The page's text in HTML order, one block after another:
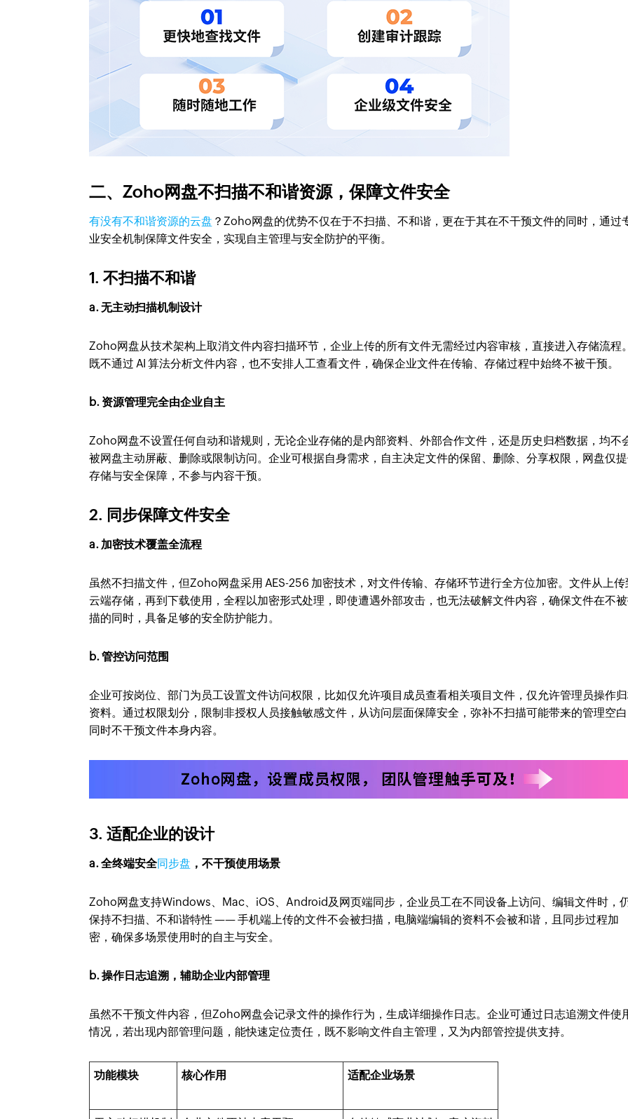
二、Zoho网盘不扫描不和谐资源，保障文件安全
有没有不和谐资源的云盘 ？Zoho网盘的优势不仅在于不扫描、不和谐，更在于其在不干预文件的同时，通过
业安全机制保障文件安全，实现自主管理与安全防护的平衡。
1. 不扫描不和谐
a. 无主动扫描机制设计
Zoho网盘从技术架构上取消文件内容扫描环节，企业上传的所有文件无需经过内容审核，直接进入存储流程
既不通过 AI 算法分析文件内容，也不安排人工查看文件，确保企业文件在传输、存储过程中始终不被干预。
b. 资源管理完全由企业自主
Zoho网盘不设置任何自动和谐规则，无论企业存储的是内部资料、外部合作文件，还是历史归档数据，均不
被网盘主动屏蔽、删除或限制访问。企业可根据自身需求，自主决定文件的保留、删除、分享权限，网盘仅
存储与安全保障，不参与内容干预。
2. 同步保障文件安全
a. 加密技术覆盖全流程
虽然不扫描文件，但Zoho网盘采用 AES-256 加密技术，对文件传输、存储环节进行全方位加密。文件从上传
云端存储，再到下载使用，全程以加密形式处理，即使遭遇外部攻击，也无法破解文件内容，确保文件在不
描的同时，具备足够的安全防护能力。
b. 管控访问范围
企业可按岗位、部门为员工设置文件访问权限，比如仅允许项目成员查看相关项目文件，仅允许管理员操作
资料。通过权限划分，限制非授权人员接触敏感文件，从访问层面保障安全，弥补不扫描可能带来的管理空
同时不干预文件本身内容。
3. 适配企业的设计
a. 全终端安全同步盘 ，不干预使用场景
Zoho网盘支持Windows、Mac、iOS、Android及网页端同步，企业员工在不同设备上访问、编辑文件时，
保持不扫描、不和谐特性 —— 手机端上传的文件不会被扫描，电脑端编辑的资料不会被和谐，且同步过程加
密，确保多场景使用时的自主与安全。
b. 操作日志追溯，辅助企业内部管理
虽然不干预文件内容，但Zoho网盘会记录文件的操作行为，生成详细操作日志。企业可通过日志追溯文件使
情况，若出现内部管理问题，能快速定位责任，既不影响文件自主管理，又为内部管控提供支持。
功能模块 核心作用 适配企业场景